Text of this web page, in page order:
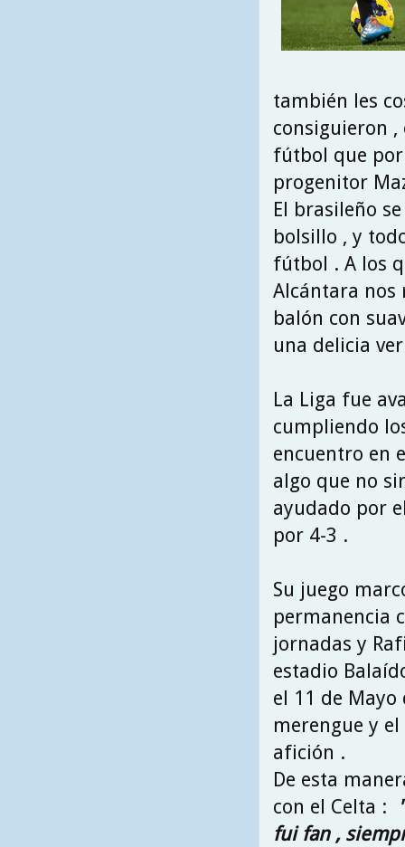
también les
consiguieron
fútbol que
progenitor
El brasileño
bolsillo , y
fútbol . A los
Alcántara nos
balón con
una delicia
La Liga fue
cumpliendo
encuentro en
algo que no
ayudado por
por 4-3 .
Su juego
permanencia
jornadas y
estadio
el 11 de Mayo
merengue y
afición .
De esta
con el Celta :
fui fan ,